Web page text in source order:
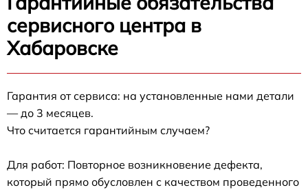
сервисного центра в
Хабаровске
Гарантия от сервиса: на установленные нами детали
— до 3 месяцев.
Что считается гарантийным случаем?
Для работ: Повторное возникновение дефекта,
который прямо обусловлен с качеством проведенного